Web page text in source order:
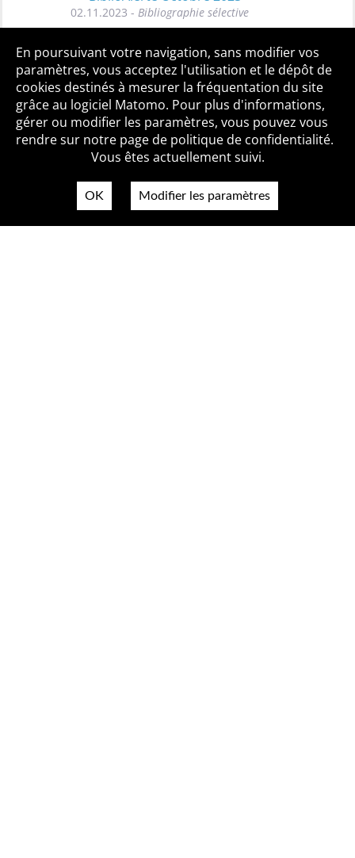
02.11.2023 - Bibliographie sélective
Toutes les BiblioAlertes
Qui sommes-nous ? Mentions légales
Accessibilité
Politique de confidentialité
Contact
En poursuivant votre navigation, sans modifier vos
paramètres, vous acceptez l'utilisation et le dépôt de
cookies destinés à mesurer la fréquentation du site
grâce au logiciel Matomo. Pour plus d'informations,
gérer ou modifier les paramètres, vous pouvez vous
rendre sur notre page de politique de confidentialité.
Vous êtes actuellement suivi.
OK Modifier les paramètres